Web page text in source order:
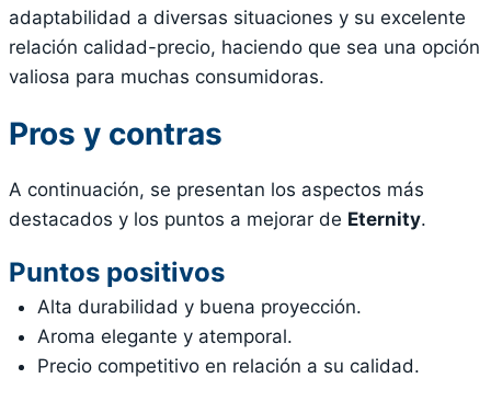
adaptabilidad a diversas situaciones y su excelente
relación calidad-precio, haciendo que sea una opción
valiosa para muchas consumidoras.
Pros y contras
A continuación, se presentan los aspectos más
destacados y los puntos a mejorar de Eternity.
Puntos positivos
Alta durabilidad y buena proyección.
Aroma elegante y atemporal.
Precio competitivo en relación a su calidad.